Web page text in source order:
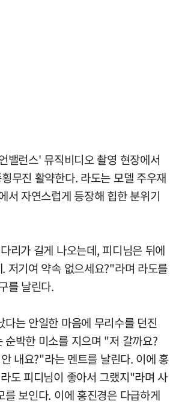
밸런스' 뮤직비디오 촬영 현장에서
무진 활약한다. 라도는 모델 주우재
서 자연스럽게 등장해 힙한 분위기
리가 길게 나오는데, 피디님은 뒤에
저기여 약속 없으세요?"라며 라도를
를 날린다.
다는 안일한 마음에 무리수를 던진
순박한 미소를 지으며 "저 갈까요?
내요?"라는 멘트를 날린다. 이에 홍
도 피디님이 좋아서 그랬지"라며 사
를 보인다. 이에 홍진경은 다급하게